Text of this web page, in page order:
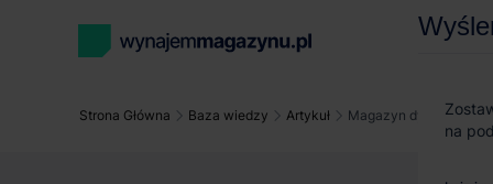
Strona Główna Baza wiedzy Artykuł Magazyn
na